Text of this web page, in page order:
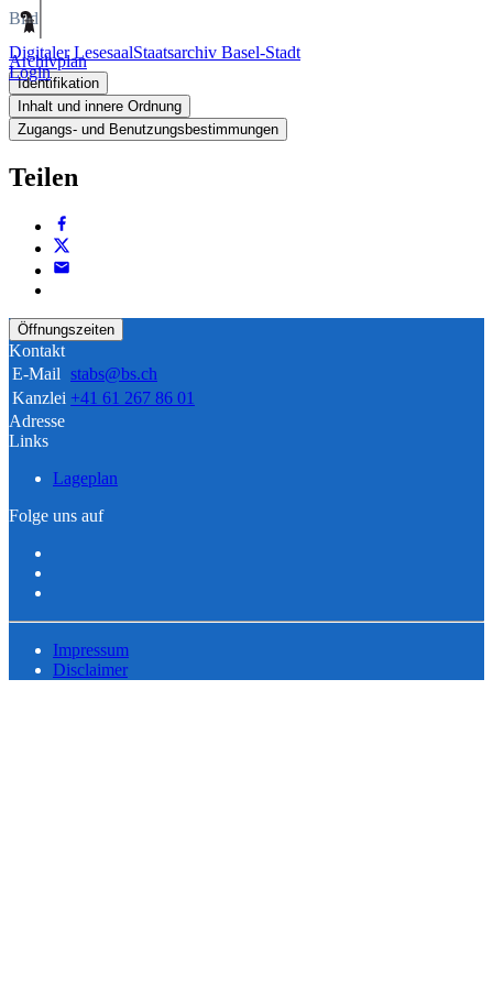
Digitaler LesesaalStaatsarchiv Basel-Stadt
Login
Bild
Archivplan
Identifikation
Inhalt und innere Ordnung
Zugangs- und Benutzungsbestimmungen
Teilen
Öffnungszeiten
Kontakt
E-Mail stabs@bs.ch
Kanzlei +41 61 267 86 01
Adresse
Links
Lageplan
Folge uns auf
Impressum
Disclaimer